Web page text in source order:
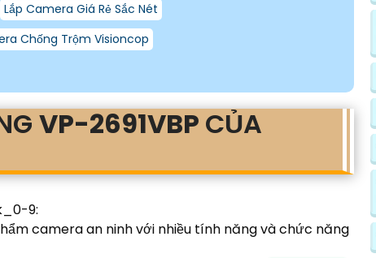
Lắp Camera Giá Rẻ Sắc Nét
Chống Trộm Visioncop
VP-2691VBP CỦA
9:
camera an ninh với nhiều tính năng và chức năng